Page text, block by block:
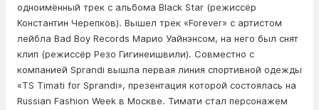
одноимённый трек с альбома Black Star (режиссёр
Константин Черепков). Вышел трек «Forever» с артистом
лейбла Bad Boy Records Марио Уайнэнсом, на него был снят
клип (режиссёр Резо Гигинеишвили). Совместно с
компанией Sprandi вышла первая линия спортивной одежды
«TS Timati for Sprandi», презентация которой состоялась на
Russian Fashion Week в Москве. Тимати стал персонажем